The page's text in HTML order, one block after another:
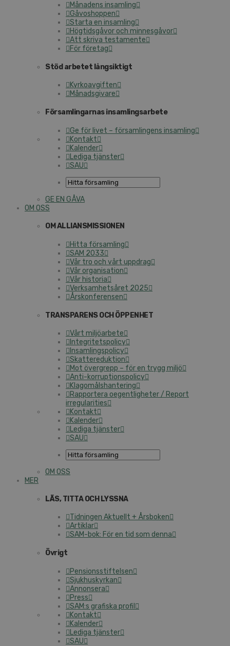
Månadens insamling
Gåvoshoppen
Starta en insamling
Högtidsgåvor och minnesgåvor
Att skriva testamente
För företag
Stöd arbetet långsiktigt
Kyrkoavgiften
Månadsgivare
Församlingarnas insamlingsarbete
Ge för livet – församlingens insamling
Kontakt
Kalender
Lediga tjänster
SAU
GE EN GÅVA
OM OSS
OM ALLIANSMISSIONEN
Hitta församling
SAM 2033
Vår tro och vårt uppdrag
Vår organisation
Vår historia
Verksamhetsåret 2025
Årskonferensen
TRANSPARENS OCH ÖPPENHET
Vårt miljöarbete
Integritetspolicy
Insamlingspolicy
Skattereduktion
Mot övergrepp – för en trygg miljö
Anti-korruptionspolicy
Klagomålshantering
Rapportera oegentligheter / Report
irregularities
Kontakt
Kalender
Lediga tjänster
SAU
OM OSS
MER
LÄS, TITTA OCH LYSSNA
Tidningen Aktuellt + Årsboken
Artiklar
SAM-bok: För en tid som denna
Övrigt
Pensionsstiftelsen
Sjukhuskyrkan
Annonsera
Press
SAM:s grafiska profil
Kontakt
Kalender
Lediga tjänster
SAU